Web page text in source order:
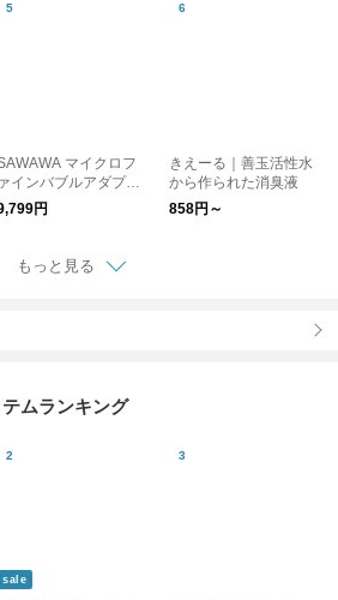
マイクロフ
ァインバブルアダプタ
ランドリー 梅雨
円
きえーる｜善玉活性水
から作られた消臭液
858円～
もっと見る
ムランキング
sale